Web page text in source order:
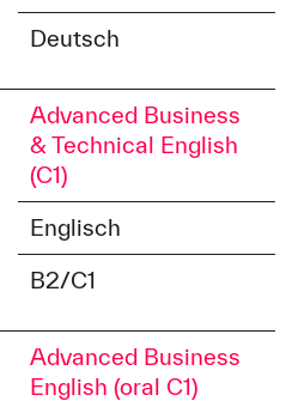
Deutsch
Advanced Business
& Technical English
(C1)
Englisch
B2/C1
Advanced Business
English (oral C1)